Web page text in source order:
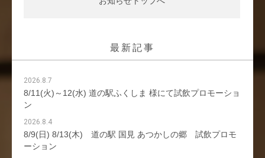
最新記事
2026.8.7
8/11(火)～12(水) 道の駅ふくしま 様にて試飲プロモーショ
ン
2026.8.4
8/9(日) 8/13(木) 道の駅 国見 あつかしの郷 試飲プロモ
ーション